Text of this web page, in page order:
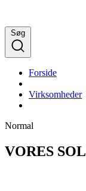
Søg
Forside
Virksomheder
Normal
VORES